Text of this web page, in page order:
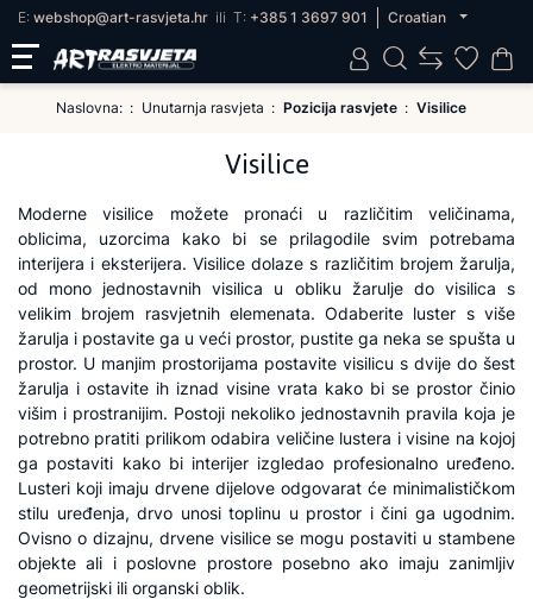
E: webshop@art-rasvjeta.hr ili T: +385 1 3697 901 Croatian
Naslovna: Unutarnja rasvjeta Pozicija rasvjete Visilice
Visilice
Moderne visilice možete pronaći u različitim veličinama,
oblicima, uzorcima kako bi se prilagodile svim potrebama
interijera i eksterijera. Visilice dolaze s različitim brojem žarulja,
od mono jednostavnih visilica u obliku žarulje do visilica s
velikim brojem rasvjetnih elemenata. Odaberite luster s više
žarulja i postavite ga u veći prostor, pustite ga neka se spušta u
prostor. U manjim prostorijama postavite visilicu s dvije do šest
žarulja i ostavite ih iznad visine vrata kako bi se prostor činio
višim i prostranijim. Postoji nekoliko jednostavnih pravila koja je
potrebno pratiti prilikom odabira veličine lustera i visine na kojoj
ga postaviti kako bi interijer izgledao profesionalno uređeno.
Lusteri koji imaju drvene dijelove odgovarat će minimalističkom
stilu uređenja, drvo unosi toplinu u prostor i čini ga ugodnim.
Ovisno o dizajnu, drvene visilice se mogu postaviti u stambene
objekte ali i poslovne prostore posebno ako imaju zanimljiv
geometrijski ili organski oblik.